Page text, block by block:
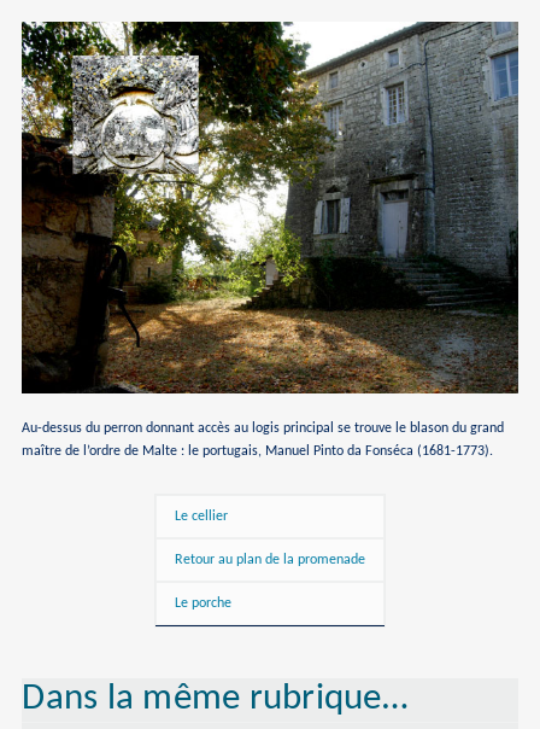
Au-dessus du perron donnant accès au logis principal se trouve le blason du grand
maître de l’ordre de Malte : le portugais, Manuel Pinto da Fonséca (1681-1773).
Le cellier
Retour au plan de la promenade
Le porche
Dans la même rubrique…